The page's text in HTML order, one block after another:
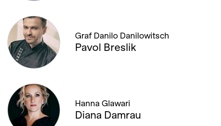
Graf Danilo Danilowitsch
Pavol Breslik
Hanna Glawari
Diana Damrau